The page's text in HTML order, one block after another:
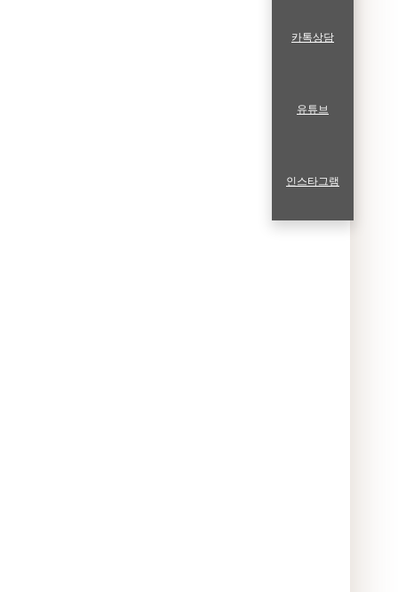
카톡상담
유튜브
인스타그램